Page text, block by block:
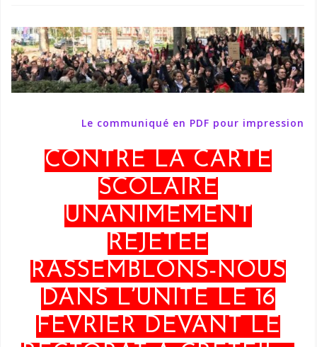
Le communiqué en PDF pour impression
CONTRE LA CARTE
SCOLAIRE
UNANIMEMENT
REJETÉE
RASSEMBLONS-NOUS
DANS L’UNITÉ LE 16
FÉVRIER DEVANT LE